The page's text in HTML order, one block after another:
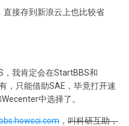
直接存到新浪云上也比较省
，我肯定会在StartBBS和
，只能借助SAE，毕竟打开速
中选择了。
， 叫科研互助，